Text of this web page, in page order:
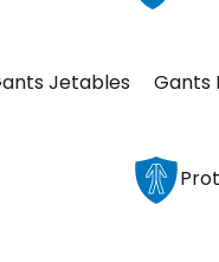
Jetables Gants